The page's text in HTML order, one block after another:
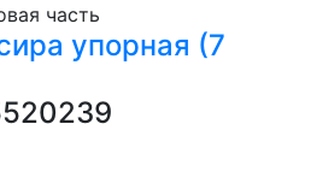
часть
упорная (7